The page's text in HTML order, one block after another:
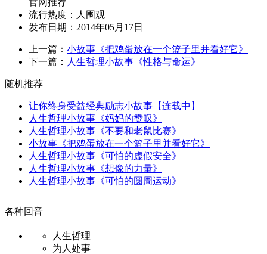
流行热度： 人围观
发布日期：2014年05月17日
上一篇： 小故事《把鸡蛋放在一个篮子里并看好它》
下一篇： 人生哲理小故事《性格与命运》
随机推荐
让你终身受益经典励志小故事【连载中】
人生哲理小故事《妈妈的赞叹》
人生哲理小故事《不要和老鼠比赛》
小故事《把鸡蛋放在一个篮子里并看好它》
人生哲理小故事《可怕的虚假安全》
人生哲理小故事《想像的力量》
人生哲理小故事《可怕的圆周运动》
各种回音
人生哲理
为人处事